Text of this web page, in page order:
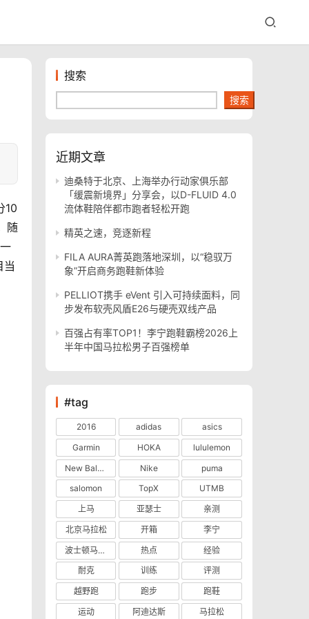
10
随
当
搜索
搜索
近期文章
迪桑特于北京、上海举办行动家俱乐部
「缓震新境界」分享会，以D-FLUID 4.0
流体鞋陪伴都市跑者轻松开跑
精英之速，竞逐新程
FILA AURA菁英跑落地深圳，以“稳驭万
象”开启商务跑鞋新体验
PELLIOT携手 eVent 引入可持续面料，同
步发布软壳风盾E26与硬壳双线产品
百强占有率TOP1！李宁跑鞋霸榜2026上
半年中国马拉松男子百强榜单
#tag
2016 adidas
asics
Garmin
HOKA
lululemon
New Balance
Nike
puma
salomon
TopX
UTMB
上马
亚瑟士
亲测
北京马拉松
开箱
李宁
波士顿马拉松
热点
经验
耐克
训练
评测
越野跑
跑步
跑鞋
运动
阿迪达斯 马拉松